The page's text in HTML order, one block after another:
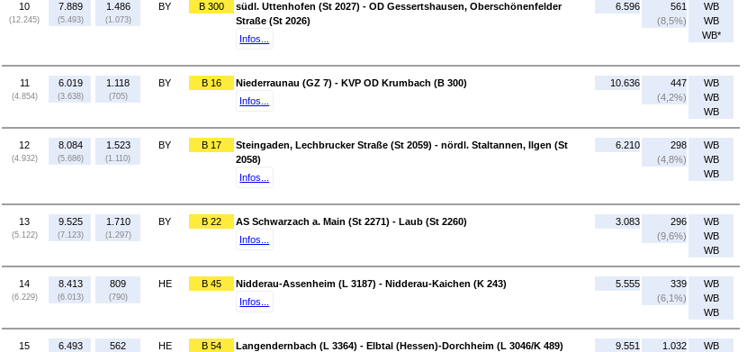
10
(12.245)
7.889
(5.493)
1.486
(1.073)
BY B 300
südl. Uttenhofen (St 2027) - OD Gessertshausen, Oberschönenfelder
Straße (St 2026)
Infos...
6.596
561
(8,5%)
WB
WB
WB*
11
(4.854)
6.019
(3.638)
1.118
(705)
BY B 16
Niederraunau (GZ 7) - KVP OD Krumbach (B 300)
Infos...
10.636
447
(4,2%)
WB
WB
WB
12
(4.932)
8.084
(5.686)
1.523
(1.110)
BY B 17
Steingaden, Lechbrucker Straße (St 2059) - nördl. Staltannen, Ilgen (St
2058)
Infos...
6.210
298
(4,8%)
WB
WB
WB
13
(5.122)
9.525
(7.123)
1.710
(1.297)
BY B 22
AS Schwarzach a. Main (St 2271) - Laub (St 2260)
Infos...
3.083
296
(9,6%)
WB
WB
WB
14
(6.229)
8.413
(6.013)
809
(790)
HE B 45
Nidderau-Assenheim (L 3187) - Nidderau-Kaichen (K 243)
Infos...
5.555
339
(6,1%)
WB
WB
WB
15 6.493 562 HE B 54
Langendernbach (L 3364) - Elbtal (Hessen)-Dorchheim (L 3046/K 489)
9.551
1.032
WB